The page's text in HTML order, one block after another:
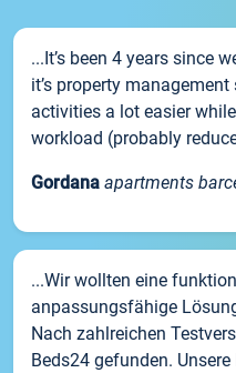
...It’s been 4 years since
it’s property
activities a lot easier
workload (probably
Gordana apartments
...Wir wollten eine
anpassungsfähige
Nach zahlreichen
Beds24 gefunden.